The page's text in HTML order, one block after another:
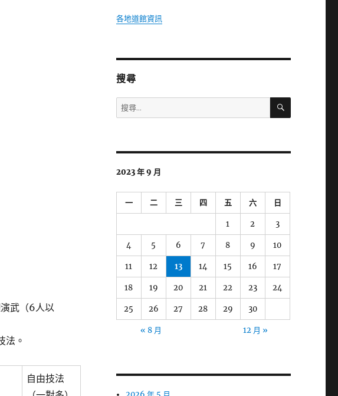
武（6人以
法。
自由技法
各地道館資訊
搜尋
搜
尋
字:
搜
2023 年 9 月
一 二 三 四 五 六 日
1 2 3
4 5 6 7 8 9 10
11 12 13 14 15 16 17
18 19 20 21 22 23 24
25 26 27 28 29 30
« 8 月 12 月 »